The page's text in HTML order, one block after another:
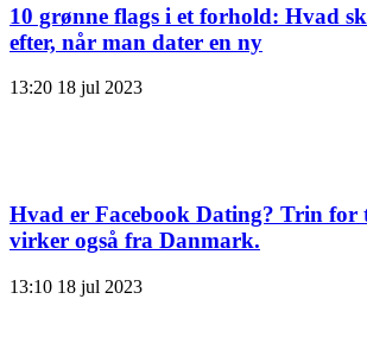
10 grønne flags i et forhold: Hvad
efter, når man dater en ny
13:20 18 jul 2023
Hvad er Facebook Dating? Trin for
virker også fra Danmark.
13:10 18 jul 2023